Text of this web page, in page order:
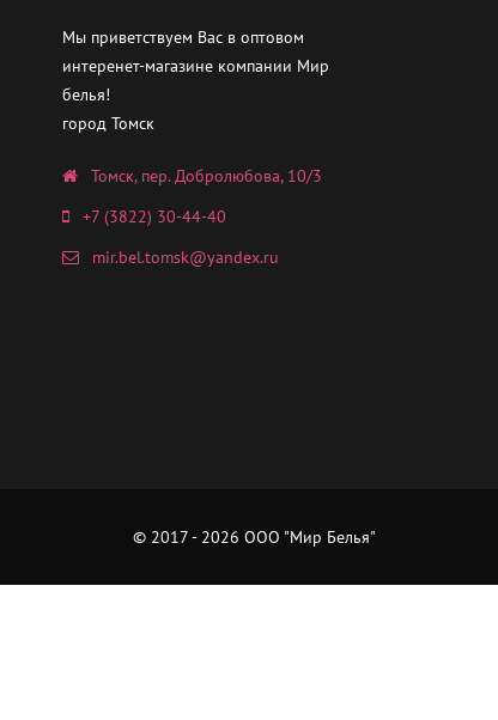
Мы приветствуем Вас в оптовом
интеренет-магазине компании Мир
белья!
город Томск
Томск, пер. Добролюбова, 10/3
+7 (3822) 30-44-40
mir.bel.tomsk@yandex.ru
© 2017 - 2026 ООО "Мир Белья"